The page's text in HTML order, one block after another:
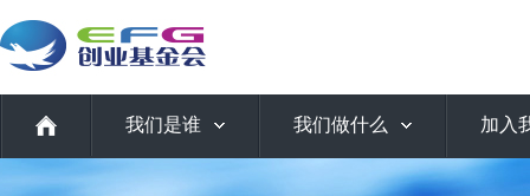
我们是谁 我们做什么 加入